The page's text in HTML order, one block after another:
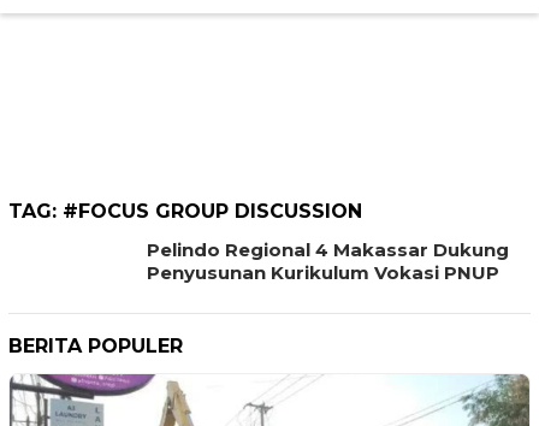
TAG: #FOCUS GROUP DISCUSSION
Pelindo Regional 4 Makassar Dukung
Penyusunan Kurikulum Vokasi PNUP
BERITA POPULER